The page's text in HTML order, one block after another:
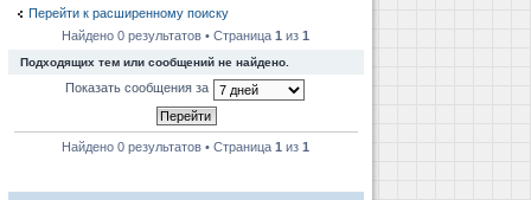
Перейти к расширенному поиску
Найдено 0 результатов • Страница1 из1
Подходящих тем или сообщений не найдено.
Показать сообщения за
Найдено 0 результатов • Страница1 из1